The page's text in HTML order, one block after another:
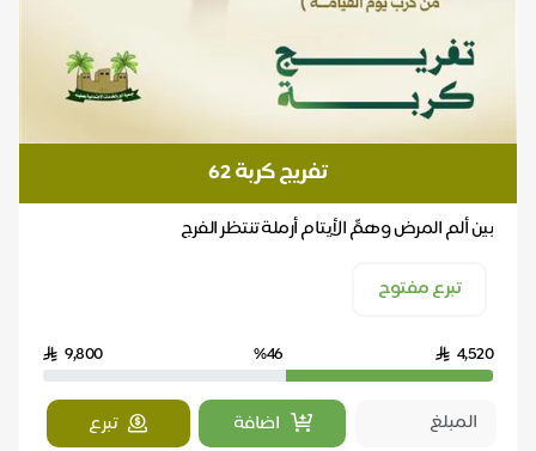
تفريج كربة 62
بين ألم المرض وهمِّ الأيتام أرملة تنتظر الفرج
تبرع مفتوح
4,520
%46
9,800
اضافة تبرع